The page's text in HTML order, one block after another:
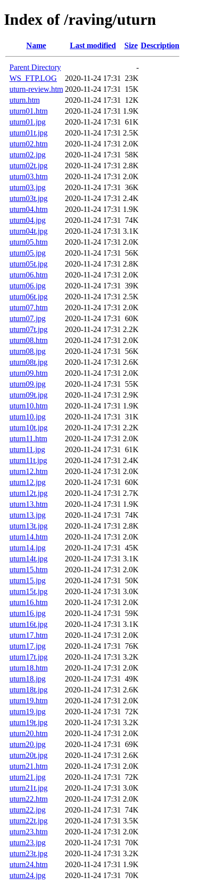
Index of /raving/uturn
Name Last modified Size Description
Parent Directory
-
WS_FTP.LOG
2020-11-24 17:31
23K
uturn-review.htm 2020-11-24 17:31
15K
uturn.htm
2020-11-24 17:31
12K
uturn01.htm
2020-11-24 17:31 1.9K
uturn01.jpg
2020-11-24 17:31
61K
uturn01t.jpg
2020-11-24 17:31 2.5K
uturn02.htm
2020-11-24 17:31 2.0K
uturn02.jpg
2020-11-24 17:31
58K
uturn02t.jpg
2020-11-24 17:31 2.8K
uturn03.htm
2020-11-24 17:31 2.0K
uturn03.jpg
2020-11-24 17:31
36K
uturn03t.jpg
2020-11-24 17:31 2.4K
uturn04.htm
2020-11-24 17:31 1.9K
uturn04.jpg
2020-11-24 17:31
74K
uturn04t.jpg
2020-11-24 17:31 3.1K
uturn05.htm
2020-11-24 17:31 2.0K
uturn05.jpg
2020-11-24 17:31
56K
uturn05t.jpg
2020-11-24 17:31 2.8K
uturn06.htm
2020-11-24 17:31 2.0K
uturn06.jpg
2020-11-24 17:31
39K
uturn06t.jpg
2020-11-24 17:31 2.5K
uturn07.htm
2020-11-24 17:31 2.0K
uturn07.jpg
2020-11-24 17:31
60K
uturn07t.jpg
2020-11-24 17:31 2.2K
uturn08.htm
2020-11-24 17:31 2.0K
uturn08.jpg
2020-11-24 17:31
56K
uturn08t.jpg
2020-11-24 17:31 2.6K
uturn09.htm
2020-11-24 17:31 2.0K
uturn09.jpg
2020-11-24 17:31
55K
uturn09t.jpg
2020-11-24 17:31 2.9K
uturn10.htm
2020-11-24 17:31 1.9K
uturn10.jpg
2020-11-24 17:31
31K
uturn10t.jpg
2020-11-24 17:31 2.2K
uturn11.htm
2020-11-24 17:31 2.0K
uturn11.jpg
2020-11-24 17:31
61K
uturn11t.jpg
2020-11-24 17:31 2.4K
uturn12.htm
2020-11-24 17:31 2.0K
uturn12.jpg
2020-11-24 17:31
60K
uturn12t.jpg
2020-11-24 17:31 2.7K
uturn13.htm
2020-11-24 17:31 1.9K
uturn13.jpg
2020-11-24 17:31
74K
uturn13t.jpg
2020-11-24 17:31 2.8K
uturn14.htm
2020-11-24 17:31 2.0K
uturn14.jpg
2020-11-24 17:31
45K
uturn14t.jpg
2020-11-24 17:31 3.1K
uturn15.htm
2020-11-24 17:31 2.0K
uturn15.jpg
2020-11-24 17:31
50K
uturn15t.jpg
2020-11-24 17:31 3.0K
uturn16.htm
2020-11-24 17:31 2.0K
uturn16.jpg
2020-11-24 17:31
59K
uturn16t.jpg
2020-11-24 17:31 3.1K
uturn17.htm
2020-11-24 17:31 2.0K
uturn17.jpg
2020-11-24 17:31
76K
uturn17t.jpg
2020-11-24 17:31 3.2K
uturn18.htm
2020-11-24 17:31 2.0K
uturn18.jpg
2020-11-24 17:31
49K
uturn18t.jpg
2020-11-24 17:31 2.6K
uturn19.htm
2020-11-24 17:31 2.0K
uturn19.jpg
2020-11-24 17:31
72K
uturn19t.jpg
2020-11-24 17:31 3.2K
uturn20.htm
2020-11-24 17:31 2.0K
uturn20.jpg
2020-11-24 17:31
69K
uturn20t.jpg
2020-11-24 17:31 2.6K
uturn21.htm
2020-11-24 17:31 2.0K
uturn21.jpg
2020-11-24 17:31
72K
uturn21t.jpg
2020-11-24 17:31 3.0K
uturn22.htm
2020-11-24 17:31 2.0K
uturn22.jpg
2020-11-24 17:31
74K
uturn22t.jpg
2020-11-24 17:31 3.5K
uturn23.htm
2020-11-24 17:31 2.0K
uturn23.jpg
2020-11-24 17:31
70K
uturn23t.jpg
2020-11-24 17:31 3.2K
uturn24.htm
2020-11-24 17:31 1.9K
uturn24.jpg
2020-11-24 17:31
70K